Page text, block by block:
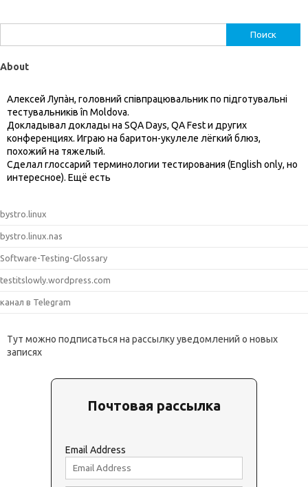
About
Алексей Лупàн, головний спiвпрацювальник по підготувальні
тестувальників în Moldova.
Докладывал доклады на SQA Days, QA Fest и других
конференциях. Играю на баритон-укулеле лёгкий блюз,
похожий на тяжелый.
Сделал глоссарий терминологии тестирования (English only, но
интересное). Ещё есть
bystro.linux
bystro.linux.nas
Software-Testing-Glossary
testitslowly.wordpress.com
канал в Telegram
Тут можно подписаться на рассылку уведомлений о новых
записях
Почтовая рассылка
Email Address